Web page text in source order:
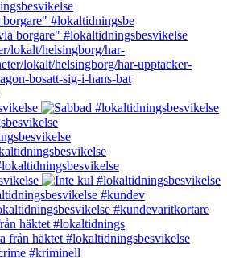
#lokaltidningsbe
lokalt/helsingborg/har-
#kundev
häktet #lokaltidnings